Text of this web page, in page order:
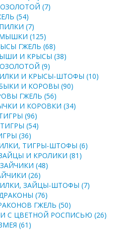
(7)
(54)
(7)
(125)
ГЖЕЛЬ (68)
И КРЫСЫ (38)
(9)
И КРЫСЫ-ШТОФЫ (10)
И КОРОВЫ (90)
ГЖЕЛЬ (56)
И КОРОВКИ (34)
(96)
(54)
(36)
ТИГРЫ-ШТОФЫ (6)
И КРОЛИКИ (81)
(48)
(26)
ЗАЙЦЫ-ШТОФЫ (7)
(76)
ГЖЕЛЬ (50)
С ЦВЕТНОЙ РОСПИСЬЮ (26)
(61)